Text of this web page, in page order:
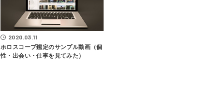
2020.03.11
ホロスコープ鑑定のサンプル動画（個
性・出会い・仕事を見てみた）